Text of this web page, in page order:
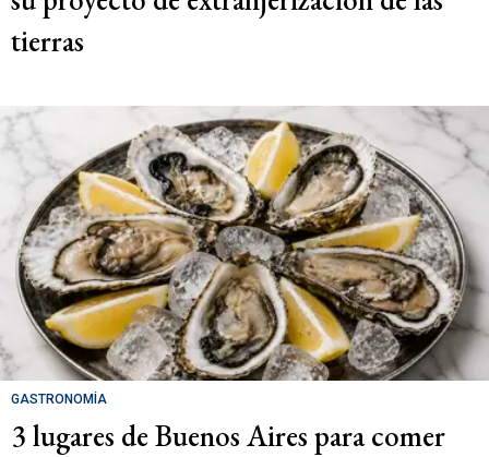
tierras
GASTRONOMÍA
3 lugares de Buenos Aires para comer